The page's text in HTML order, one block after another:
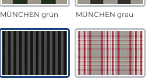
MÜNCHEN grün MÜNCHEN grau